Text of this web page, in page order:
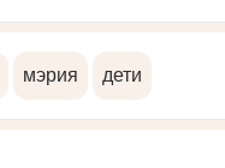
мэрия дети